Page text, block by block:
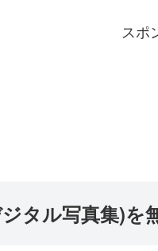
スポ
タル写真集)を